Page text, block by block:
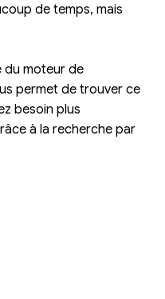
de temps, mais
du moteur de
permet de trouver ce
besoin plus
à la recherche par